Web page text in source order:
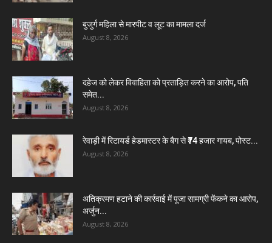
बुजुर्ग महिला से मारपीट व लूट का मामला दर्ज
August 8, 2026
दहेज को लेकर विवाहिता को प्रताड़ित करने का आरोप, पति
समेत...
August 8, 2026
रेवाड़ी में रिटायर्ड हेडमास्टर के बैग से ₹74 हजार गायब, पोस्ट...
August 8, 2026
अतिक्रमण हटाने की कार्रवाई में पूजा सामग्री फेंकने का आरोप,
अर्जुन...
August 8, 2026